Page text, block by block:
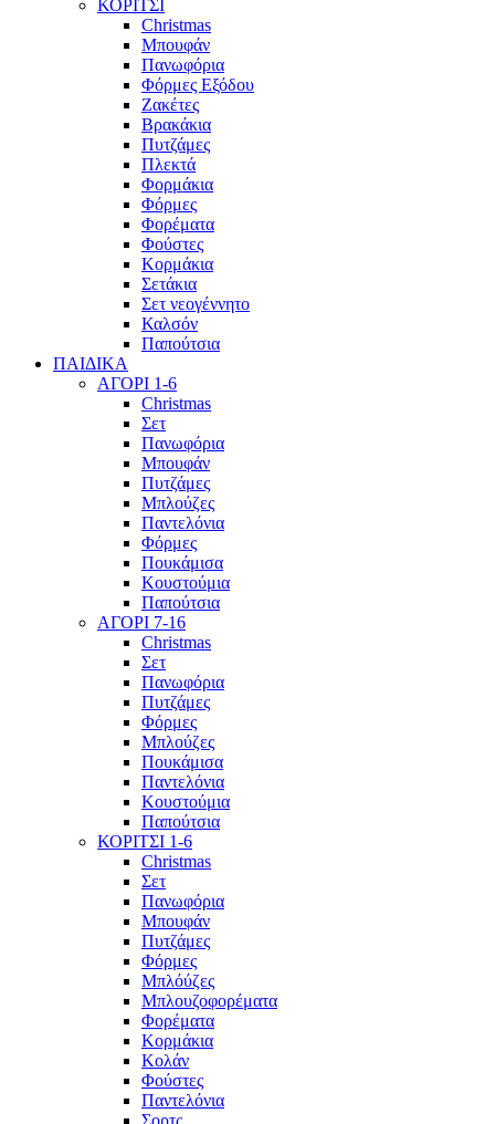
ΚΟΡΙΤΣΙ
Christmas
Μπουφάν
Πανωφόρια
Φόρμες Εξόδου
Ζακέτες
Βρακάκια
Πυτζάμες
Πλεκτά
Φορμάκια
Φόρμες
Φορέματα
Φούστες
Κορμάκια
Σετάκια
Σετ νεογέννητο
Καλσόν
Παπούτσια
ΠΑΙΔΙΚΑ
ΑΓΟΡΙ 1-6
Christmas
Σετ
Πανωφόρια
Μπουφάν
Πυτζάμες
Μπλούζες
Παντελόνια
Φόρμες
Πουκάμισα
Κουστούμια
Παπούτσια
ΑΓΟΡΙ 7-16
Christmas
Σετ
Πανωφόρια
Πυτζάμες
Φόρμες
Μπλούζες
Πουκάμισα
Παντελόνια
Κουστούμια
Παπούτσια
ΚΟΡΙΤΣΙ 1-6
Christmas
Σετ
Πανωφόρια
Μπουφάν
Πυτζάμες
Φόρμες
Μπλόύζες
Μπλουζοφορέματα
Φορέματα
Κορμάκια
Κολάν
Φούστες
Παντελόνια